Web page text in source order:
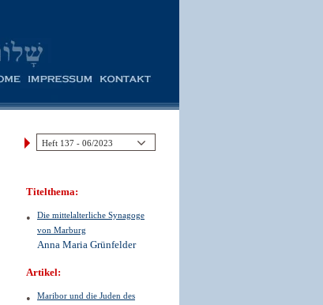
Titelthema:
Die mittelalterliche Synagoge
von Marburg
Anna Maria Grünfelder
Artikel:
Maribor und die Juden des